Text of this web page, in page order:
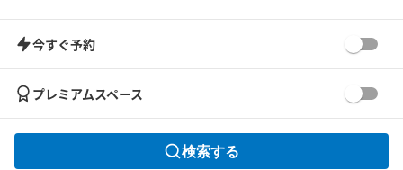
今すぐ予約
プレミアムスペース
検索する